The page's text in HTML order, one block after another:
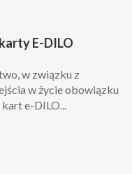
E-DILO
w związku z
w życie obowiązku
e-DILO...